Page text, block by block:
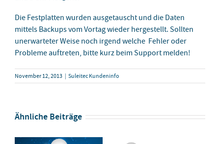
Die Festplatten wurden ausgetauscht und die Daten
mittels Backups vom Vortag wieder hergestellt. Sollten
unerwarteter Weise noch irgend welche Fehler oder
Probleme auftreten, bitte kurz beim Support melden!
November 12, 2013 | Suleitec Kundeninfo
Ähnliche Beiträge